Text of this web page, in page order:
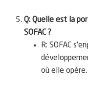
Q: Quelle est la
SOFAC ?
R: SOFAC
où elle opère.